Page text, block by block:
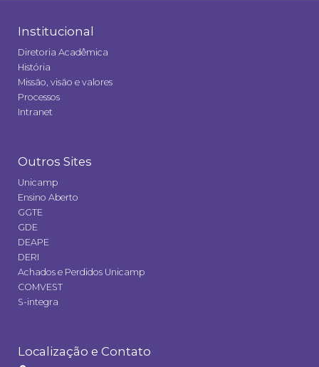
Institucional
Diretoria Acadêmica
História
Missão, visão e valores
Processos
Intranet
Outros Sites
Unicamp
Ensino Aberto
GGTE
GDE
DEAPE
DERI
Achados e Perdidos Unicamp
COMVEST
S-integra
Localização e Contato